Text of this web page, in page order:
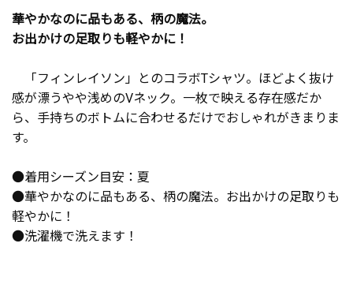
華やかなのに品もある、柄の魔法。
お出かけの足取りも軽やかに！
「フィンレイソン」とのコラボTシャツ。ほどよく抜け
感が漂うやや浅めのVネック。一枚で映える存在感だか
ら、手持ちのボトムに合わせるだけでおしゃれがきまりま
す。
●着用シーズン目安：夏
●華やかなのに品もある、柄の魔法。お出かけの足取りも
軽やかに！
●洗濯機で洗えます！